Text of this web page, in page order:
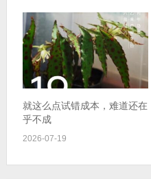
就这么点试错成本，难道还在
乎不成
2026-07-19